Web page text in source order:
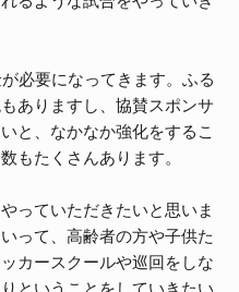
必要になってきます。ふる
ありますし、協賛スポンサ
と、なかなか強化をするこ
もたくさんあります。
っていただきたいと思いま
って、高齢者の方や子供た
カースクールや巡回をしな
ということをしていきたい